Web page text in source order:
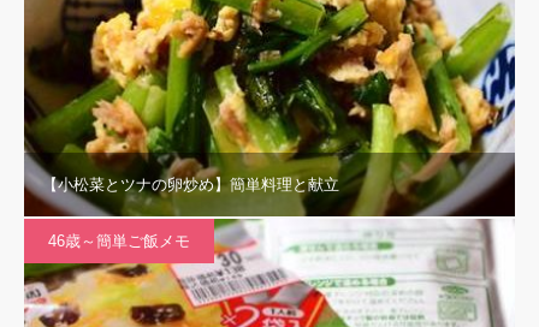
【小松菜とツナの卵炒め】簡単料理と献立
46歳～簡単ご飯メモ